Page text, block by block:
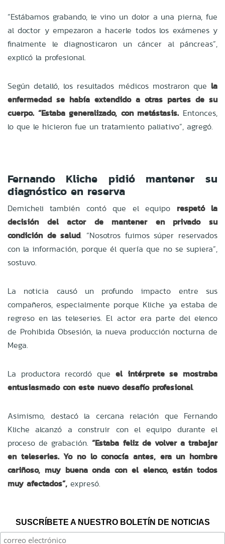
“Estábamos grabando, le vino un dolor a una pierna, fue
al doctor y empezaron a hacerle todos los exámenes y
finalmente le diagnosticaron un cáncer al páncreas”,
explicó la profesional.
Según detalló, los resultados médicos mostraron que la
enfermedad se había extendido a otras partes de su
cuerpo. “Estaba generalizado, con metástasis. Entonces,
lo que le hicieron fue un tratamiento paliativo”, agregó.
Fernando Kliche pidió mantener su
diagnóstico en reserva
Demicheli también contó que el equipo respetó la
decisión del actor de mantener en privado su
condición de salud. “Nosotros fuimos súper reservados
con la información, porque él quería que no se supiera”,
sostuvo.
La noticia causó un profundo impacto entre sus
compañeros, especialmente porque Kliche ya estaba de
regreso en las teleseries. El actor era parte del elenco
de Prohibida Obsesión, la nueva producción nocturna de
Mega.
La productora recordó que el intérprete se mostraba
entusiasmado con este nuevo desafío profesional.
Asimismo, destacó la cercana relación que Fernando
Kliche alcanzó a construir con el equipo durante el
proceso de grabación.“Estaba feliz de volver a trabajar
en teleseries. Yo no lo conocía antes, era un hombre
cariñoso, muy buena onda con el elenco, están todos
muy afectados”, expresó.
SUSCRÍBETE A NUESTRO BOLETÍN DE NOTICIAS